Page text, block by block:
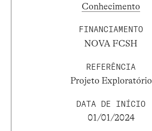
Conhecimento
FINANCIAMENTO
NOVA FCSH
REFERÊNCIA
Projeto Exploratório
DATA DE INÍCIO
01/01/2024